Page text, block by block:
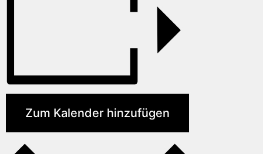
Zum Kalender hinzufügen